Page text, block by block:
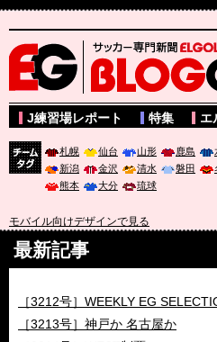
サッカー専門新聞ELGOLAZO web版
J練習場レポート 特集 エ
札幌 仙台 山形 鹿島
新潟
金沢 清水 磐田
熊本
大分 琉球
モバイル向けデザインで見る
最新記事
［3212号］WEEKLY EG
［3213号］神戸か 名古屋か